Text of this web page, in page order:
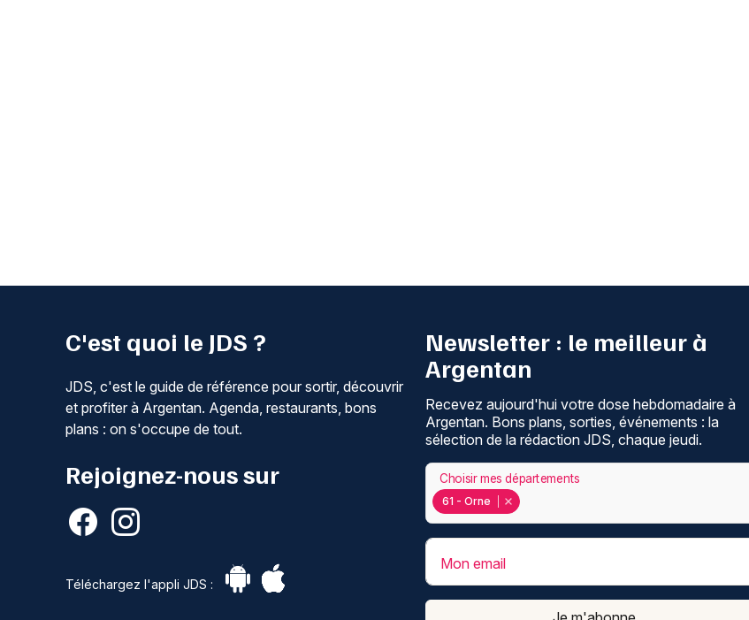
C'est quoi le JDS ?
JDS, c'est le guide de référence pour sortir, découvrir
et profiter à Argentan. Agenda, restaurants, bons
plans : on s'occupe de tout.
Rejoignez-nous sur
Téléchargez l'appli JDS :
Newsletter : le meilleur à
Argentan
Recevez aujourd'hui votre dose hebdomadaire à
Argentan. Bons plans, sorties, événements : la
sélection de la rédaction JDS, chaque jeudi.
61 - Orne
Choisir mes départements
Mon email